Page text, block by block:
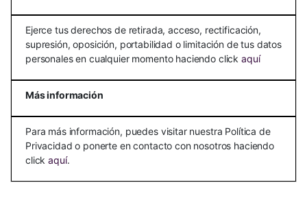
Ejerce tus derechos de retirada, acceso, rectificación,
supresión, oposición, portabilidad o limitación de tus datos
personales en cualquier momento haciendo click aquí
Más información
Para más información, puedes visitar nuestra Política de
Privacidad o ponerte en contacto con nosotros haciendo
clickaquí.